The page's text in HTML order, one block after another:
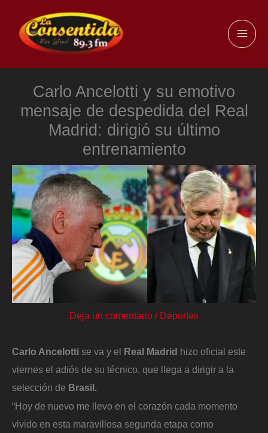
contenido
Carlo Ancelotti y su emotivo
mensaje de despedida del Real
Madrid: dirigió su último
entrenamiento
Deja un comentario / Deportes
Carlo Ancelotti se va y el Real Madrid hizo oficial este
viernes el adiós de su técnico, que llega a dirigir a la
selección de Brasil.
“Hoy de nuevo me llevo en el corazón cada momento
vivido en esta maravillosa segunda etapa como